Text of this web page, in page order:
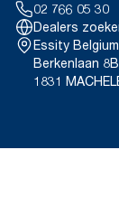
02 766 05 30
Dealers
Essity
Berkenlaan 8B
1831